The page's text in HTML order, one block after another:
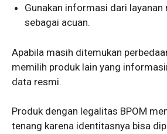
Gunakan informasi dari layanan
sebagai acuan.
Apabila masih ditemukan
memilih produk lain yang
data resmi.
Produk dengan legalitas BPOM
tenang karena identitasnya bisa